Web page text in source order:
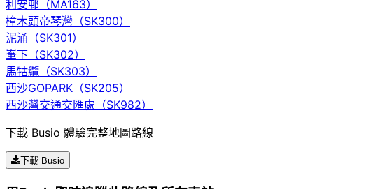
利安邨（MA163）
樟木頭帝琴灣（SK300）
泥涌（SK301）
輋下（SK302）
馬牯纜（SK303）
西沙GOPARK（SK205）
西沙灣交通交匯處（SK982）
下載 Busio 體驗完整地圖路線
下載 Busio